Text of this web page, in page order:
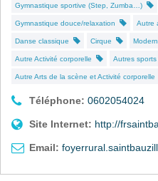
Gymnastique sportive (Step, Zumba…)
Gymnastique douce/relaxation Autre
Danse classique Cirque
Autre Activité corporelle Autres
Autre Arts de la scène et Activité corporelle
Téléphone: 0602054024
Site Internet: http://
Email: